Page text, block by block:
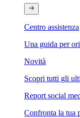
Centro assistenza
Una guida per
Novità
Scopri tutti gli
Report social
Confronta la tua